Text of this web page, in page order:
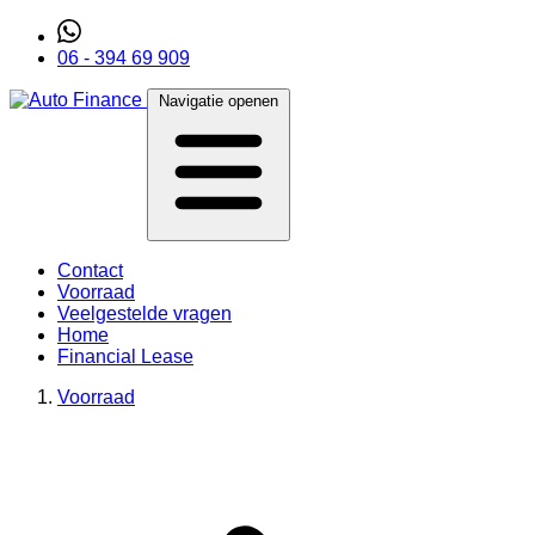
06 - 394 69 909
Navigatie openen
Contact
Voorraad
Veelgestelde vragen
Home
Financial Lease
Voorraad